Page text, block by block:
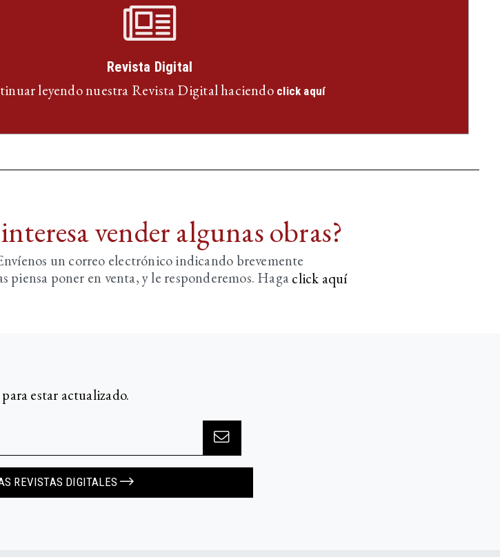
Revista Digital
leyendo nuestra Revista Digital haciendo click aquí
vender algunas obras?
un correo electrónico indicando brevemente
piensa poner en venta, y le responderemos. Hagaclick aquí­
estar actualizado.
REVISTAS DIGITALES